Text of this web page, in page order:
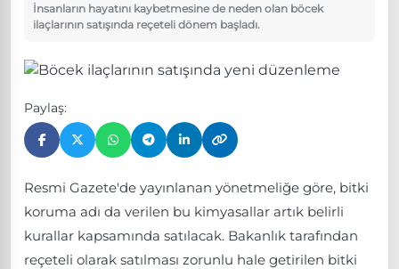
İnsanların hayatını kaybetmesine de neden olan böcek
ilaçlarının satışında reçeteli dönem başladı.
Paylaş:
Resmi Gazete'de yayınlanan yönetmeliğe göre, bitki
koruma adı da verilen bu kimyasallar artık belirli
kurallar kapsamında satılacak. Bakanlık tarafından
reçeteli olarak satılması zorunlu hale getirilen bitki